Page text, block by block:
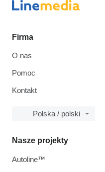
Firma
O nas
Pomoc
Kontakt
Polska / polski
Nasze projekty
Autoline™